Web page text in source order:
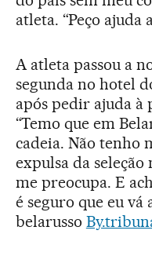
atleta. “Peço ajuda
A atleta passou a
segunda no hotel
após pedir ajuda à
“Temo que em
cadeia. Não tenho
expulsa da
me preocupa. E
é seguro que eu vá
belarusso